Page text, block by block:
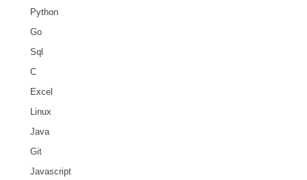
Python
Go
Sql
C
Excel
Linux
Java
Git
Javascript